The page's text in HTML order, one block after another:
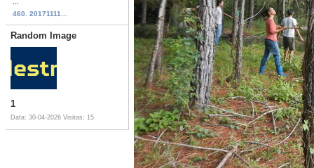
460. 20171111...
Random Image
1
Data: 30-04-2026 Visitas: 15